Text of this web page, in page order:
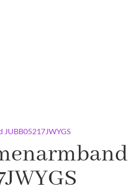
JUBB05217JWYGS